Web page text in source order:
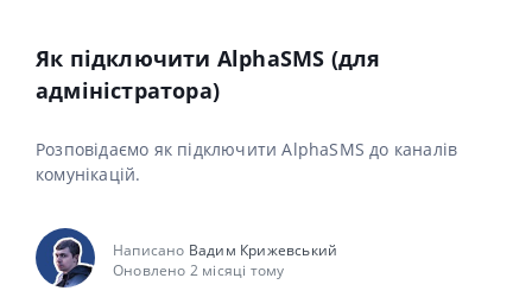
Як підключити AlphaSMS (для
адміністратора)
Розповідаємо як підключити AlphaSMS до каналів
комунікацій.
Написано Вадим Крижевський
Оновлено 2 місяці тому